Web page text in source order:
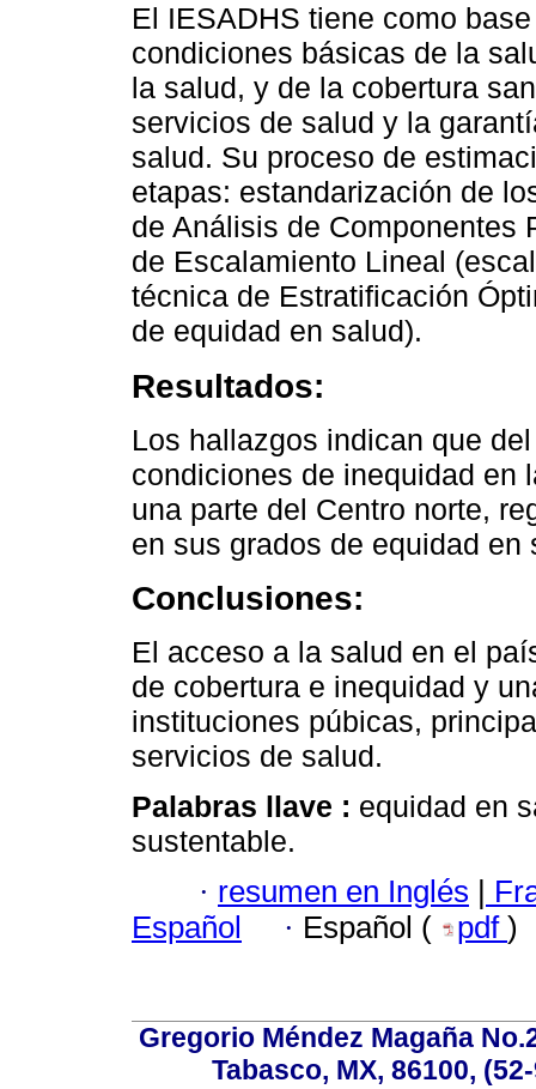
El IESADHS tiene como
condiciones básicas de la
la salud, y de la cobertura
servicios de salud y la
salud. Su proceso de
etapas: estandarización de
de Análisis de Componentes
de Escalamiento Lineal
técnica de Estratificación
de equidad en salud).
Resultados:
Los hallazgos indican que
condiciones de inequidad en
una parte del Centro norte,
en sus grados de equidad en
Conclusiones:
El acceso a la salud en el
de cobertura e inequidad y
instituciones púbicas,
servicios de salud.
Palabras llave : equidad en
sustentable.
· resumen en Inglés
Español
· Español ( pdf )
Gregorio Méndez Magaña
Tabasco, MX, 86100,